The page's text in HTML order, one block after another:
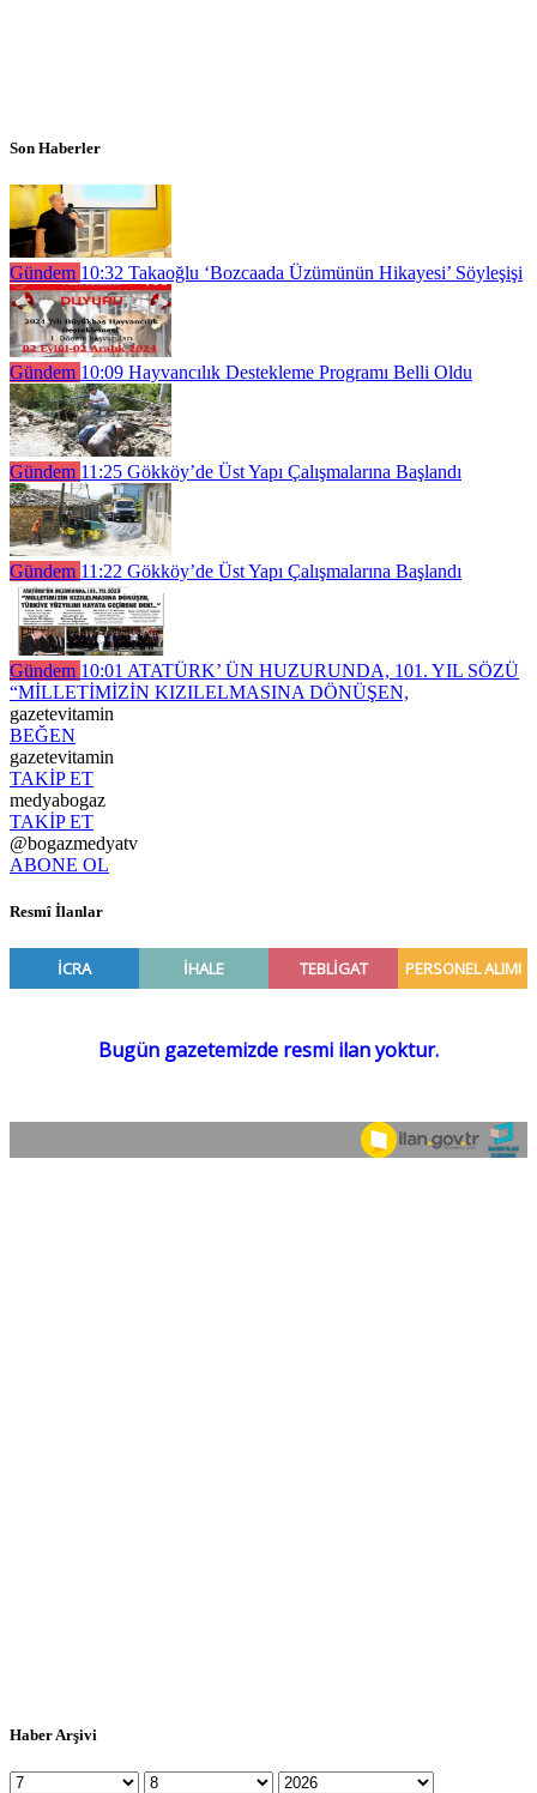
Son Haberler
Gündem 10:32 Takaoğlu ‘Bozcaada Üzümünün Hikayesi’ Söyleşişi
Gündem 10:09 Hayvancılık Destekleme Programı Belli Oldu
Gündem 11:25 Gökköy’de Üst Yapı Çalışmalarına Başlandı
Gündem 11:22 Gökköy’de Üst Yapı Çalışmalarına Başlandı
Gündem 10:01 ATATÜRK’ ÜN HUZURUNDA, 101. YIL SÖZÜ
“MİLLETİMİZİN KIZILELMASINA DÖNÜŞEN,
gazetevitamin
BEĞEN
gazetevitamin
TAKİP ET
medyabogaz
TAKİP ET
@bogazmedyatv
ABONE OL
Resmî İlanlar
Haber Arşivi